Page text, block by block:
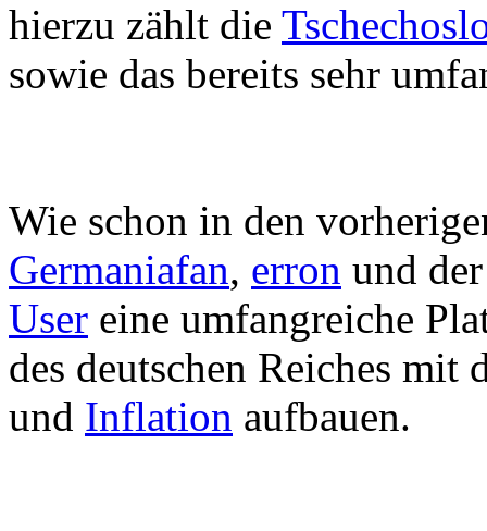
hierzu zählt die
sowie das bereits sehr
Wie schon in den
Germaniafan, erron und
User eine umfangreiche
des deutschen Reiches
und Inflation aufbauen.